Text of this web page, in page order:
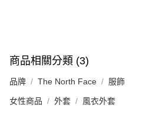
商品相關分類 (3)
品牌 The North Face 服飾
女性商品 外套 風衣外套